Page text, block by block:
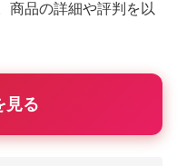
商品の詳細や評判を以
見る